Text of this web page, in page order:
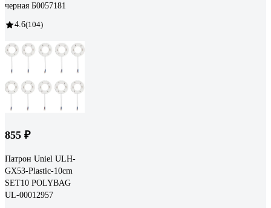
черная Б0057181
4.6(104)
855 ₽
Патрон Uniel ULH-
GX53-Plastic-10cm
SET10 POLYBAG
UL-00012957